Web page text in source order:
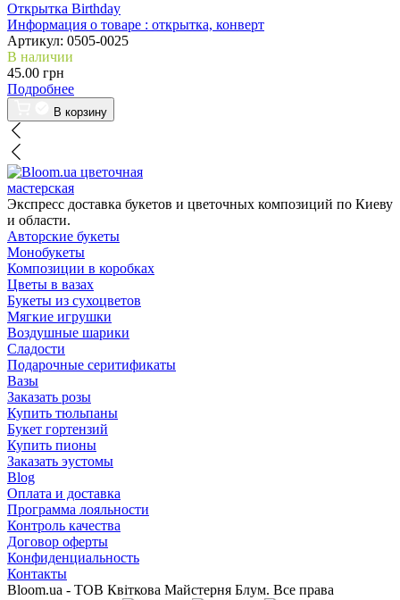
Открытка Birthday
Информация о товаре : открытка, конверт
Артикул: 0505-0025
В наличии
45.00 грн
Подробнее
В корзину
цветочная
мастерская
Экспресс доставка букетов и цветочных композиций по Киеву
и области.
Авторские букеты
Монобукеты
Композиции в коробках
Цветы в вазах
Букеты из сухоцветов
Мягкие игрушки
Воздушные шарики
Сладости
Подарочные серитификаты
Вазы
Заказать розы
Купить тюльпаны
Букет гортензий
Купить пионы
Заказать эустомы
Blog
Оплата и доставка
Программа лояльности
Контроль качества
Договор оферты
Конфиденциальность
Контакты
Bloom.ua - ТОВ Квіткова Майстерня Блум. Все права